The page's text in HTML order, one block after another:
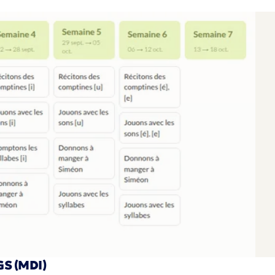
(MDI)